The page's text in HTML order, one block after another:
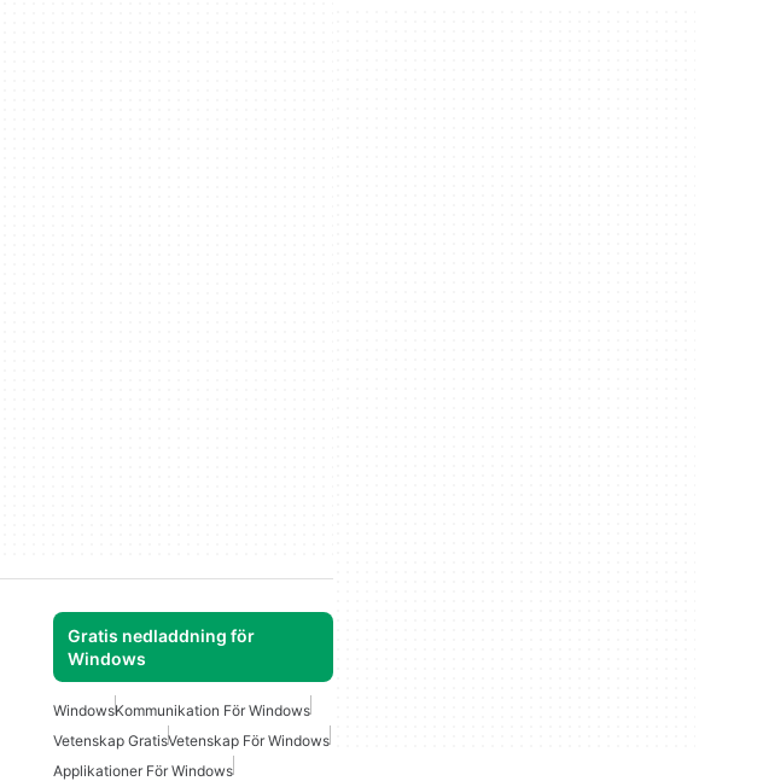
Gratis nedladdning för
Windows
WindowsKommunikation För Windows
Vetenskap GratisVetenskap För Windows
Applikationer För Windows